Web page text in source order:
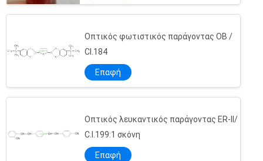
Οπτικός φωτιστικός παράγοντας OB /
CI.184
Επαφή
Οπτικός λευκαντικός παράγοντας ER-II/
C.I.199:1 σκόνη
Επαφή
Αντιοξειδωτικό 1010
Αντιοξειδωτικά 1024